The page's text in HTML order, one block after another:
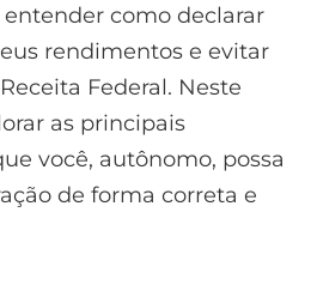
entender como declarar
rendimentos e evitar
Federal. Neste
as principais
você, autônomo, possa
de forma correta e